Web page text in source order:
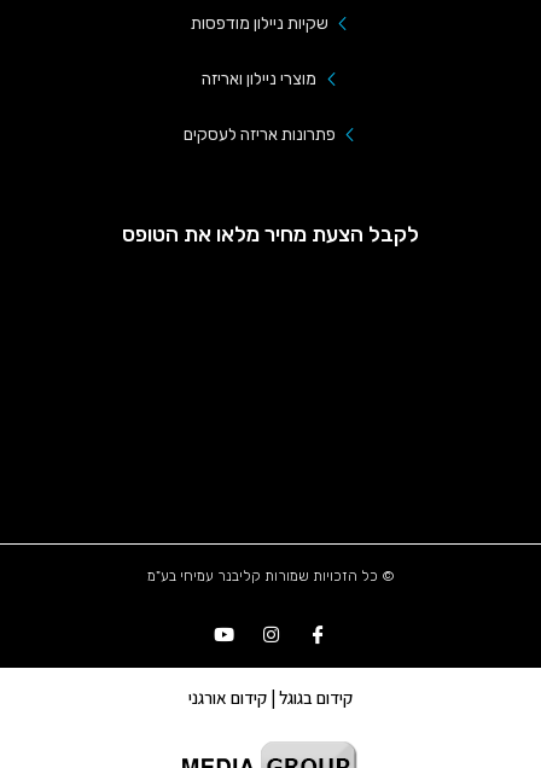
שקיות ניילון מודפסות
מוצרי ניילון ואריזה
פתרונות אריזה לעסקים
לקבל הצעת מחיר מלאו את הטופס
© כל הזכויות שמורות קליבנר עמיחי בע"מ
קידום בגוגל | קידום אורגני